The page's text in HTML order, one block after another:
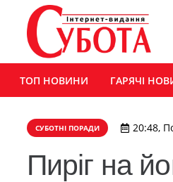
ТОП НОВИНИ ГАРЯЧІ
СУБОТНІ ПОРАДИ 20:48,
Пиріг на